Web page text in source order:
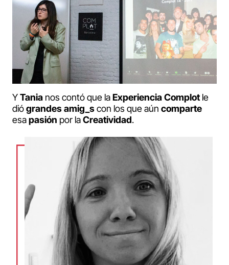
YTania nos contó que laExperienciaComplot le
diógrandesamig_scon los que aún comparte
esapasión por laCreatividad.